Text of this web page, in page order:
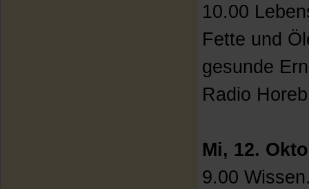
10.00
Fette und
gesunde
Radio Horeb
Mi, 12.
9.00